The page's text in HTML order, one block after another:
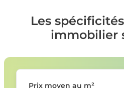
Les
immobilier
Prix moyen au m²